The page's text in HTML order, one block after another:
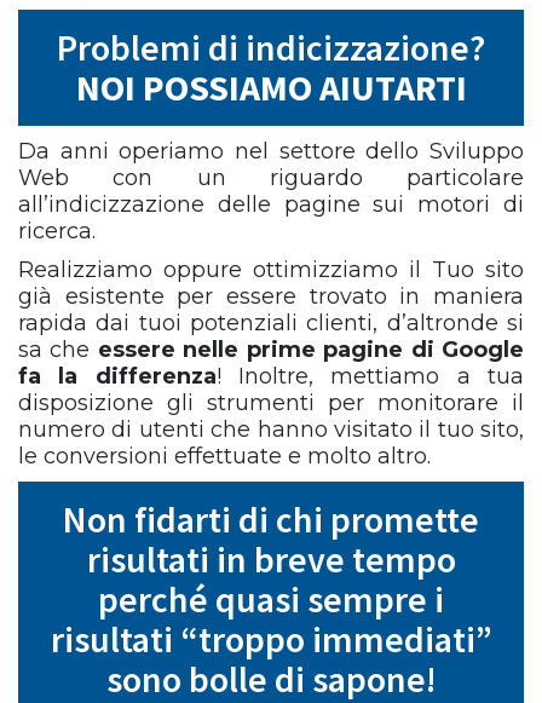
Problemi di indicizzazione?
NOI POSSIAMO AIUTARTI
Da anni operiamo nel settore dello Sviluppo
Web con un riguardo particolare
all’indicizzazione delle pagine sui motori di
ricerca.
Realizziamo oppure ottimizziamo il Tuo sito
già esistente per essere trovato in maniera
rapida dai tuoi potenziali clienti, d’altronde si
sa che essere nelle prime pagine di Google
fa la differenza! Inoltre, mettiamo a tua
disposizione gli strumenti per monitorare il
numero di utenti che hanno visitato il tuo sito,
le conversioni effettuate e molto altro.
Non fidarti di chi promette
risultati in breve tempo
perché quasi sempre i
risultati “troppo immediati”
sono bolle di sapone!